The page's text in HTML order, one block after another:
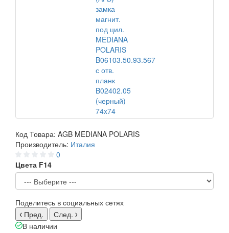
Код Товара: AGB MEDIANA POLARIS
Производитель: Италия
0
Цвета F14
Поделитесь в социальных сетях
Пред.
След.
В наличии